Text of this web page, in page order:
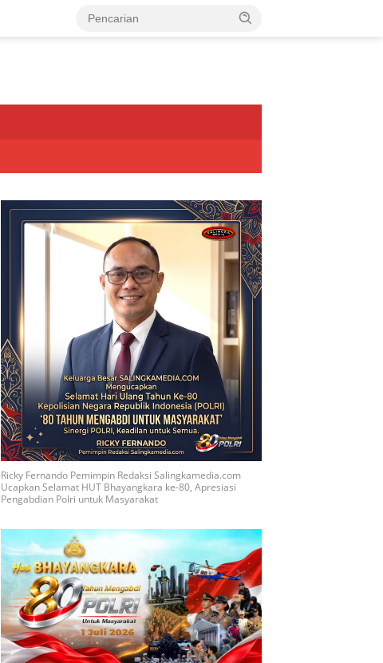
Ricky Fernando Pemimpin Redaksi Salingkamedia.com
Ucapkan Selamat HUT Bhayangkara ke-80, Apresiasi
Pengabdian Polri untuk Masyarakat